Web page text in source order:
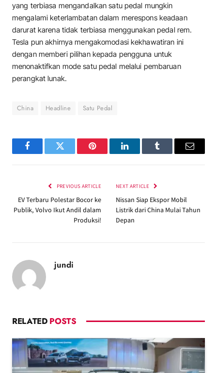
yang terbiasa mengandalkan satu pedal mungkin
mengalami keterlambatan dalam merespons keadaan
darurat karena tidak terbiasa menggunakan pedal rem.
Tesla pun akhirnya mengakomodasi kekhawatiran ini
dengan memberi pilihan kepada pengguna untuk
menonaktifkan mode satu pedal melalui pembaruan
perangkat lunak.
China Headline Satu Pedal
FacebookTwitter Pinterest LinkedInTumblr Email
PREVIOUS ARTICLE
EV Terbaru Polestar Bocor ke
Publik, Volvo Ikut Andil dalam
Produksi!
NEXT ARTICLE
Nissan Siap Ekspor Mobil
Listrik dari China Mulai Tahun
Depan
jundi
RELATED POSTS